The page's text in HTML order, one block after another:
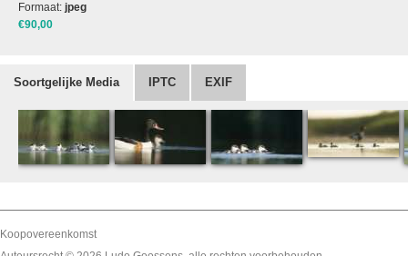
Formaat: jpeg
€90,00
Soortgelijke Media IPTC EXIF
Koopovereenkomst